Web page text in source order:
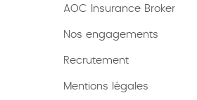
AOC Insurance Broker
Nos engagements
Recrutement
Mentions légales